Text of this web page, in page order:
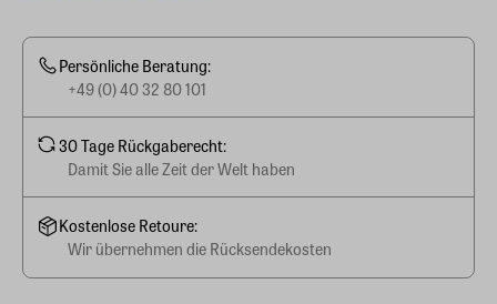
Persönliche Beratung:
+49 (0) 40 32 80 101
30 Tage Rückgaberecht:
Damit Sie alle Zeit der Welt haben
Kostenlose Retoure:
Wir übernehmen die Rücksendekosten